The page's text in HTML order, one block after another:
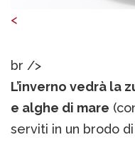
<
br />
L’inverno vedrà la
e alghe di mare
serviti in un brodo